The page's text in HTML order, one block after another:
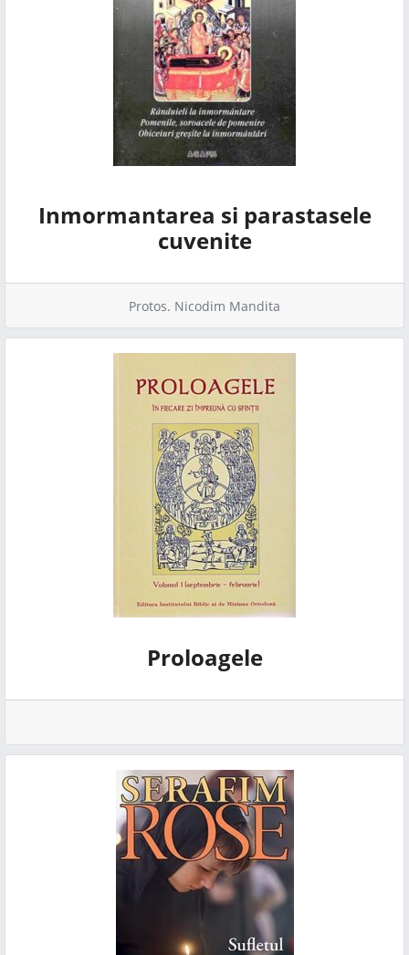
Inmormantarea si parastasele
cuvenite
Protos. Nicodim Mandita
Proloagele